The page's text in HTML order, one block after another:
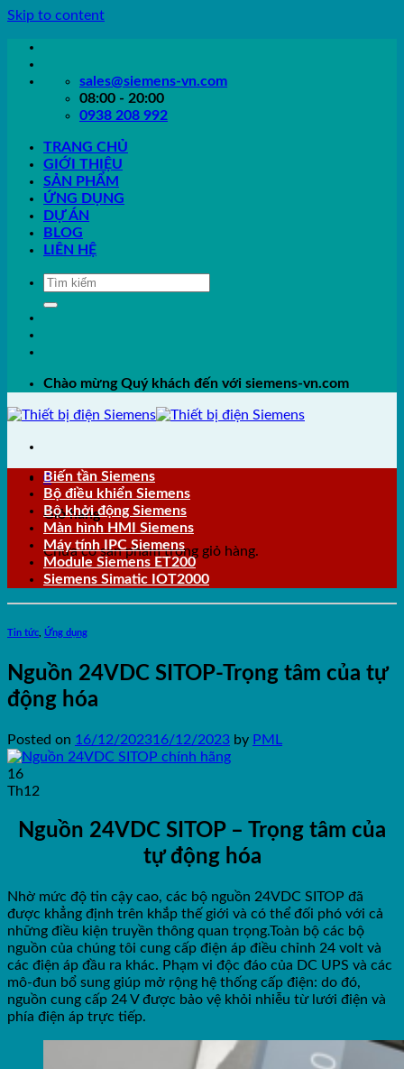
Skip to content
sales@siemens-vn.com
08:00 - 20:00
0938 208 992
TRANG CHỦ
GIỚI THIỆU
SẢN PHẨM
ỨNG DỤNG
DỰ ÁN
BLOG
LIÊN HỆ
Chào mừng Quý khách đến với siemens-vn.com
0
Giỏ hàng
Chưa có sản phẩm trong giỏ hàng.
Biến tần Siemens
Bộ điều khiển Siemens
Bộ khởi động Siemens
Màn hình HMI Siemens
Máy tính IPC Siemens
Module Siemens ET200
Siemens Simatic IOT2000
Tin tức Ứng dụng
Nguồn 24VDC SITOP-Trọng tâm của tự
động hóa
Posted on 16/12/202316/12/2023 by PML
16
Th12
Nguồn 24VDC SITOP – Trọng tâm của
tự động hóa
Nhờ mức độ tin cậy cao, các bộ nguồn 24VDC SITOP đã
được khẳng định trên khắp thế giới và có thể đối phó với cả
những điều kiện truyền thông quan trọng.Toàn bộ các bộ
nguồn của chúng tôi cung cấp điện áp điều chỉnh 24 volt và
các điện áp đầu ra khác. Phạm vi độc đáo của DC UPS và các
mô-đun bổ sung giúp mở rộng hệ thống cấp điện: do đó,
nguồn cung cấp 24 V được bảo vệ khỏi nhiễu từ lưới điện và
phía điện áp trực tiếp.